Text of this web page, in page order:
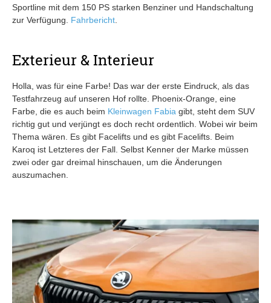
Sportline mit dem 150 PS starken Benziner und Handschaltung
zur Verfügung. Fahrbericht
Exterieur & Interieur
Holla, was für eine Farbe! Das war der erste Eindruck, als das
Testfahrzeug auf unseren Hof rollte. Phoenix-Orange, eine
Farbe, die es auch beim Kleinwagen Fabia gibt, steht dem SUV
richtig gut und verjüngt es doch recht ordentlich. Wobei wir beim
Thema wären. Es gibt Facelifts und es gibt Facelifts. Beim
Karoq ist Letzteres der Fall. Selbst Kenner der Marke müssen
zwei oder gar dreimal hinschauen, um die Änderungen
auszumachen.